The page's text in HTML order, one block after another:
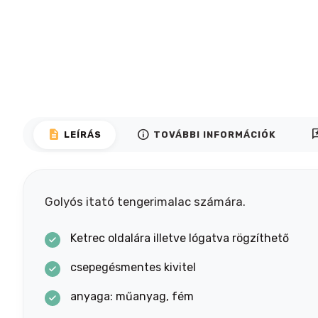
description LEÍRÁS info TOVÁBBI INFORMÁCIÓK
Golyós itató tengerimalac számára.
Ketrec oldalára illetve lógatva rögzíthető
csepegésmentes kivitel
anyaga: műanyag, fém